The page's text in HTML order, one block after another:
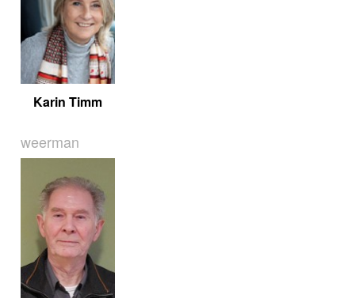
Karin Timm
weerman